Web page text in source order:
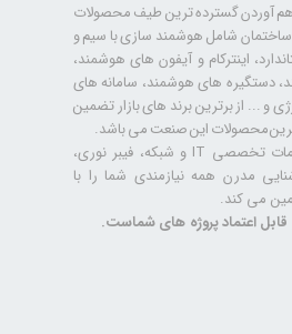
هم آوردن گسترده ترین طیف محصولات
ساختمان شامل هوشمند سازی با سیم و
اینترکام و آیفون های هوشمند،
های هوشمند، سامانه های
... از برترین برند های بازار تضمین
محصولات این صنعت می باشد.
همچنین نورال با ارائه خدمات تخصصی IT و شبکه، فیبر نوری،
مدرن همه نیازمندی شما را با
می کند.
اعتماد پروژه های شماست.